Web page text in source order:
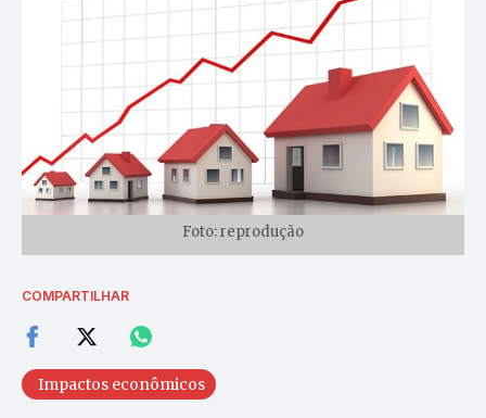
Foto: reprodução
COMPARTILHAR
Impactos econômicos